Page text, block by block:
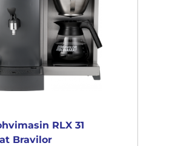
RLX 31
Bravilor